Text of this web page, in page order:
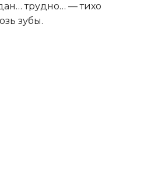
трудно… — тихо
зубы.